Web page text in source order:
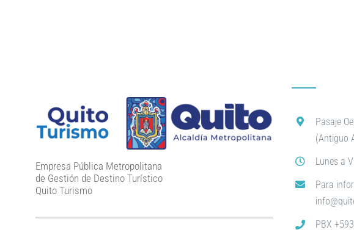
Empresa Pública Metropolitana
de Gestión de Destino Turístico
Quito Turismo
Pasaje
(Antiguo
Lunes a
Para
PBX